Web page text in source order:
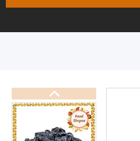
Борошно різних культур (без
глютенове)
Цукрозамінники,